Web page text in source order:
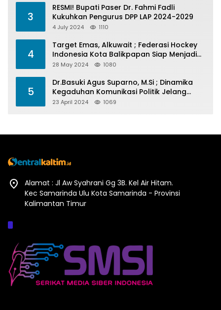
3
RESMI! Bupati Paser Dr. Fahmi Fadli
Kukuhkan Pengurus DPP LAP 2024-2029
4 July 2024 1110
4
Target Emas, Alkuwait ; Federasi Hockey
Indonesia Kota Balikpapan Siap Menjadi
Barometer Prestasi Di Kaltim
28 May 2024 1080
5
Dr.Basuki Agus Suparno, M.Si ; Dinamika
Kegaduhan Komunikasi Politik Jelang
Pesta Politik 2024
23 April 2024 1069
Alamat : Jl Aw Syahrani Gg 3B. Kel Air Hitam.
Kec Samarinda Ulu Kota Samarinda - Provinsi
Kalimantan Timur